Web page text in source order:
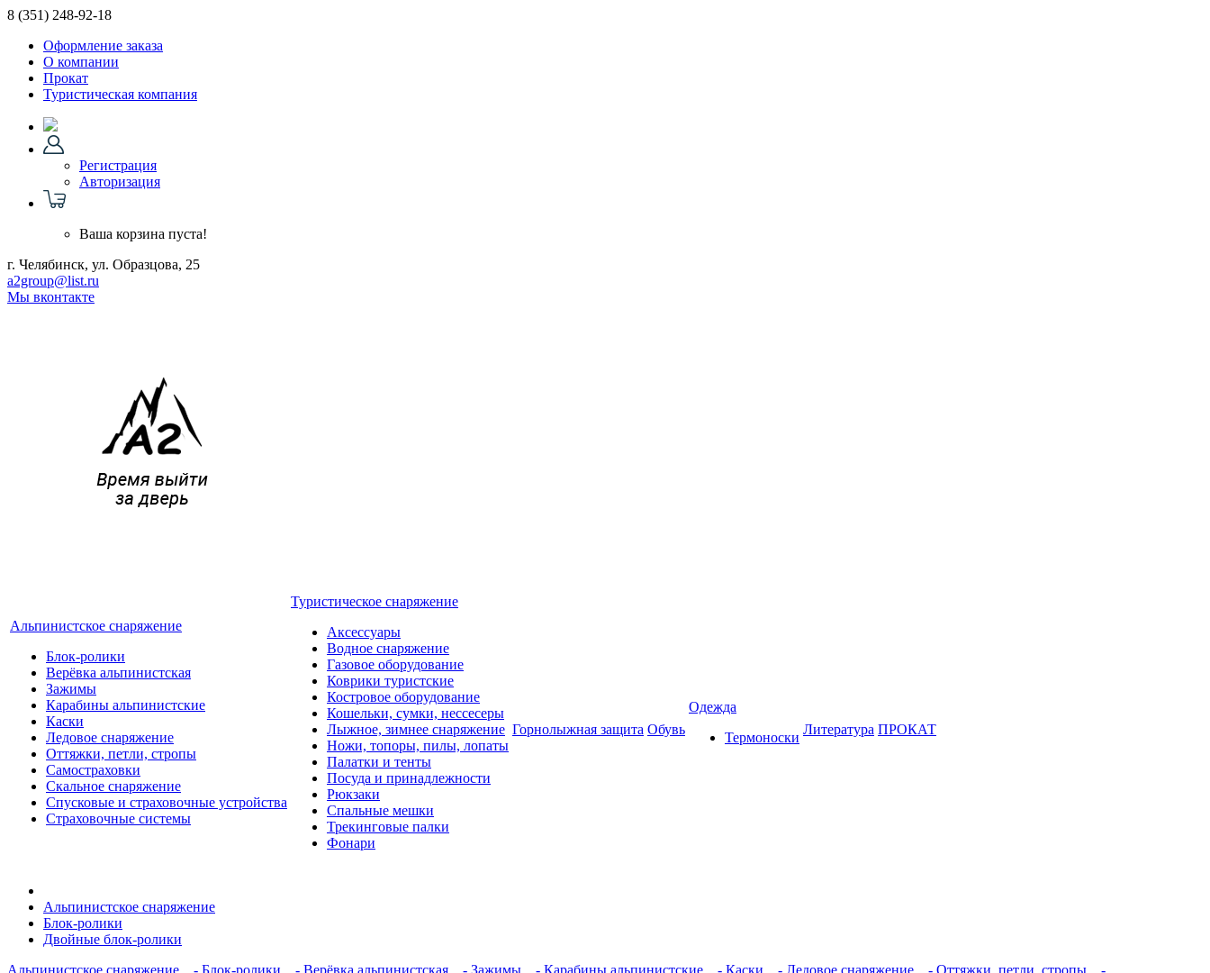
8 (351) 248-92-18
Оформление заказа
О компании
Прокат
Туристическая компания
Регистрация
Авторизация
Ваша корзина пуста!
г. Челябинск, ул. Образцова, 25
a2group@list.ru
Мы вконтакте
Альпинистское снаряжение
Блок-ролики
Верёвка альпинистская
Зажимы
Карабины альпинистские
Каски
Ледовое снаряжение
Оттяжки, петли, стропы
Самостраховки
Скальное снаряжение
Спусковые и страховочные устройства
Страховочные системы
Туристическое снаряжение
Аксессуары
Водное снаряжение
Газовое оборудование
Коврики туристские
Костровое оборудование
Кошельки, сумки, нессесеры
Лыжное, зимнее снаряжение
Ножи, топоры, пилы, лопаты
Палатки и тенты
Посуда и принадлежности
Рюкзаки
Спальные мешки
Трекинговые палки
Фонари
Горнолыжная защита Обувь
Одежда
Термоноски
Литература ПРОКАТ
Альпинистское снаряжение
Блок-ролики
Двойные блок-ролики
Альпинистское снаряжение
- Блок-ролики - Верёвка альпинистская - Зажимы - Карабины альпинистские - Каски - Ледовое снаряжение - Оттяжки, петли, стропы
-